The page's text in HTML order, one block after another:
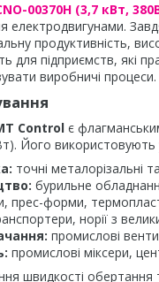
00370H (3,7 кВт,
продуктивність,
для підприємств, які
виробничі процеси.
Control є
Його
точні металорізальні
бурильне
прес-форми,
норії з
промислові
промислові міксери,
швидкості